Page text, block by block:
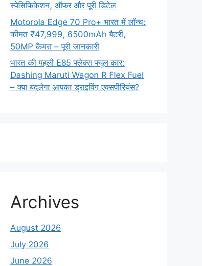
स्पेसिफिकेशन, ऑफर और पूरी डिटेल
Motorola Edge 70 Pro+ भारत में लॉन्च:
कीमत ₹47,999, 6500mAh बैटरी,
50MP कैमरा – पूरी जानकारी
भारत की पहली E85 फ्लेक्स फ्यूल कार:
Dashing Maruti Wagon R Flex Fuel
– क्या बदलेगा आपका ड्राइविंग एक्सपीरियंस?
Archives
August 2026
July 2026
June 2026